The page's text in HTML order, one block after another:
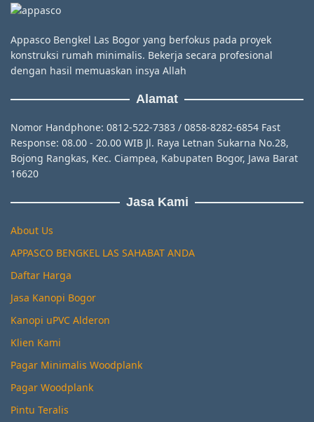
Appasco Bengkel Las Bogor yang berfokus pada proyek
konstruksi rumah minimalis. Bekerja secara profesional
dengan hasil memuaskan insya Allah
Alamat
Nomor Handphone: 0812-522-7383 / 0858-8282-6854 Fast
Response: 08.00 - 20.00 WIB Jl. Raya Letnan Sukarna No.28,
Bojong Rangkas, Kec. Ciampea, Kabupaten Bogor, Jawa Barat
16620
Jasa Kami
About Us
APPASCO BENGKEL LAS SAHABAT ANDA
Daftar Harga
Jasa Kanopi Bogor
Kanopi uPVC Alderon
Klien Kami
Pagar Minimalis Woodplank
Pagar Woodplank
Pintu Teralis